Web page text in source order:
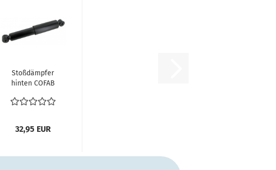
Stoßdämpfer
hinten COFAB
Stoßdämpfer
32,95 EUR